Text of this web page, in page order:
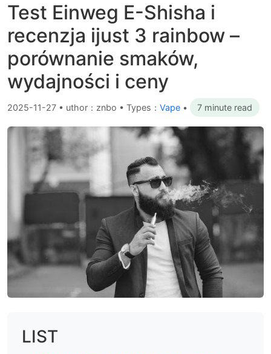
Test Einweg E-Shisha i
recenzja ijust 3 rainbow –
porównanie smaków,
wydajności i ceny
2025-11-27 • uthor：znbo • Types： Vape • 7 minute read
LIST